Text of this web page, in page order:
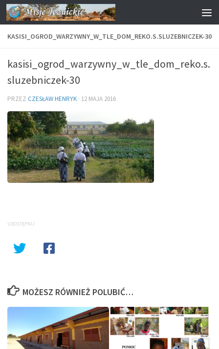
Przejdź do treści
KASISI_OGROD_WARZYWNY_W_TLE_DOM_REKO.S.SLUZEBNICZEK-30
kasisi_ogrod_warzywny_w_tle_dom_reko.s.
sluzebniczek-30
PRZEZ CZESŁAW HENRYK · 12 MAJA 2016
UDOSTĘPNIJ
MOŻESZ RÓWNIEŻ POLUBIĆ…